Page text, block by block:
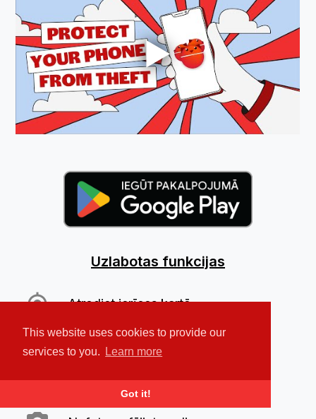
This website uses cookies to provide our
services to you.
Learn more
Got it!
Uzlabotas funkcijas
Atrodiet ierīces kartē
Sāciet modinātāju
Bloķējiet un noslaukiet datus